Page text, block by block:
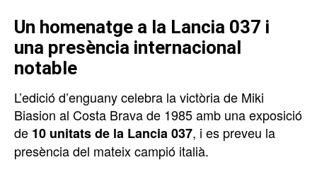
Un homenatge a la Lancia 037 i
una presència internacional
notable
L’edició d’enguany celebra la victòria de Miki
Biasion al Costa Brava de 1985 amb una exposició
de 10 unitats de la Lancia 037, i es preveu la
presència del mateix campió italià.